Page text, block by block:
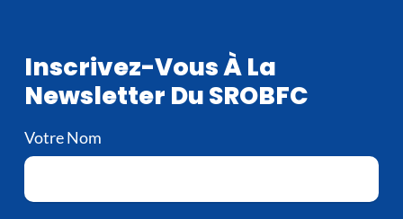
Inscrivez-Vous À La
Newsletter Du SROBFC
Votre Nom